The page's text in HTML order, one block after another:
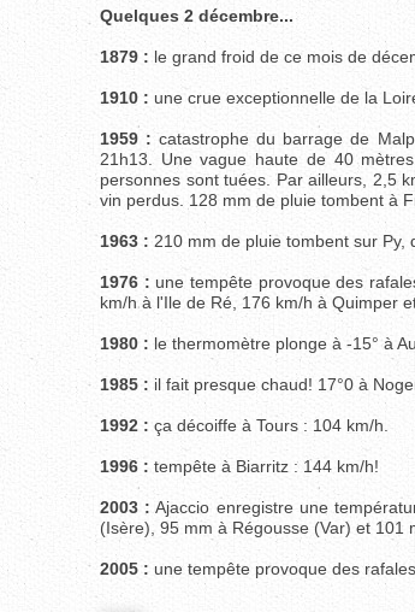
Quelques 2 décembre...
1879 : le grand froid de ce mois de
1910 : une crue exceptionnelle de la
1959 : catastrophe du barrage de
21h13. Une vague haute de 40
personnes sont tuées. Par ailleurs, 2,5
vin perdus. 128 mm de pluie tombent à
1963 : 210 mm de pluie tombent sur Py,
1976 : une tempête provoque des
km/h à l'Ile de Ré, 176 km/h à Quimper
1980 : le thermomètre plonge à -15° à
1985 : il fait presque chaud! 17°0 à
1992 : ça décoiffe à Tours : 104 km/h.
1996 : tempête à Biarritz : 144 km/h!
2003 : Ajaccio enregistre une
(Isère), 95 mm à Régousse (Var) et 101
2005 : une tempête provoque des